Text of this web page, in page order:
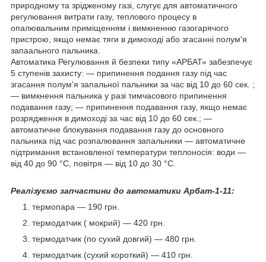
природному та зрідженому газі, слугує для автоматичного
регулювання витрати газу, теплового процесу в
опалювальним приміщенням і вимкненню газогарячого
пристрою, якщо немає тяги в димоході або згасанні полум'я
запаального пальника.
Автоматика Регулювання й безпеки типу «АРБАТ» забезпечує
5 ступенів захисту: — припинення подання газу під час
згасання полум'я запальної пальники за час від 10 до 60 сек. ;
— вимкнення пальника у разі тимчасового припинення
подавання газу; — припинення подавання газу, якщо немає
розрядження в димоході за час від 10 до 60 сек.; —
автоматичне блокування подавання газу до основного
пальника під час розпалювання запальники — автоматичне
підтримання встановленої температури теплоносія: води —
від 40 до 90 °C, повітря — від 10 до 30 °C.
Реалізуємо запчастини до автоматики Арбат-1-11:
термопара — 190 грн.
термодатчик ( мокрий) — 420 грн.
термодатчик (по сухий довгий) — 480 грн.
термодатчик (сухий короткий) — 410 грн.